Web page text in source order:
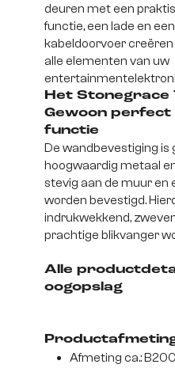
deuren met een
functie, een lade en
kabeldoorvoer
alle elementen van uw
Het Stonegrace
Gewoon perfect
functie
De wandbevestiging is
hoogwaardig metaal
stevig aan de muur en
worden bevestigd.
indrukwekkend,
prachtige blikvanger
Alle
oogopslag
Afmeting ca.: